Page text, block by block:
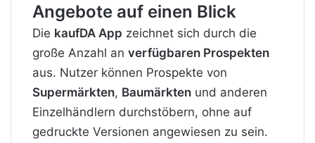
Angebote auf einen Blick
Die kaufDA App zeichnet sich durch die
große Anzahl an verfügbaren Prospekten
aus. Nutzer können Prospekte von
Supermärkten, Baumärkten und anderen
Einzelhändlern durchstöbern, ohne auf
gedruckte Versionen angewiesen zu sein.